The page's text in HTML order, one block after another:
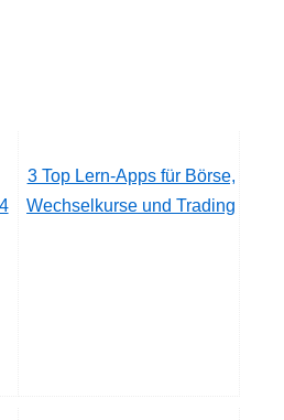
3 Top Lern-Apps für Börse,
Wechselkurse und Trading